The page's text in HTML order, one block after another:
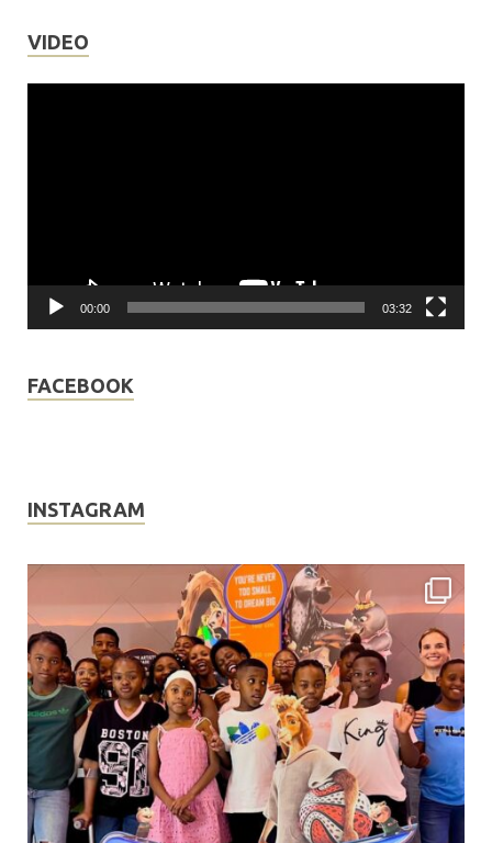
VIDEO
00:00 03:32
FACEBOOK
INSTAGRAM